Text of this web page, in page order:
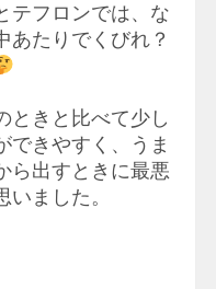
テフロンでは、な
あたりでくびれ？
ときと比べて少し
できやすく、うま
ら出すときに最悪
ました。